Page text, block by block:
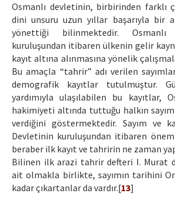
Osmanlı devletinin, birbirinden farklı
dini unsuru uzun yıllar başarıyla bir
yönettiği bilinmektedir.
kuruluşundan itibaren ülkenin gelir
kayıt altına alınmasına yönelik
Bu amaçla “tahrir” adı verilen
demografik kayıtlar tutulmuştur.
yardımıyla ulaşılabilen bu kayıtlar,
hakimiyeti altında tuttuğu halkın
verdiğini göstermektedir. Sayım ve
Devletinin kuruluşundan itibaren
beraber ilk kayıt ve tahririn ne zaman
Bilinen ilk arazi tahrir defteri I. Murat
ait olmakla birlikte, sayımın tarihini
kadar çıkartanlar da vardır.[13]